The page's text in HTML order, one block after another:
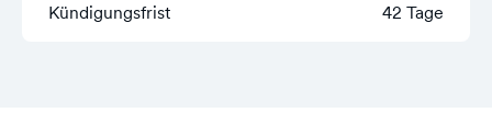
Kündigungsfrist 42 Tage